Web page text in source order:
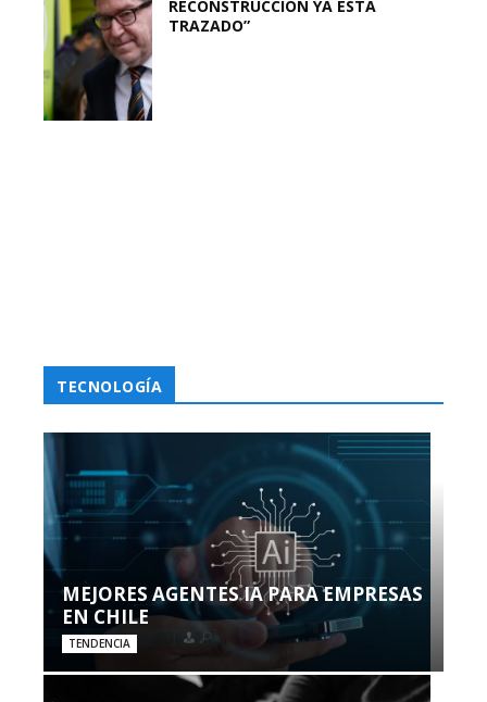
RECONSTRUCCIÓN YA ESTÁ
TRAZADO”
TECNOLOGÍA
MEJORES AGENTES IA PARA EMPRESAS
EN CHILE
TENDENCIA